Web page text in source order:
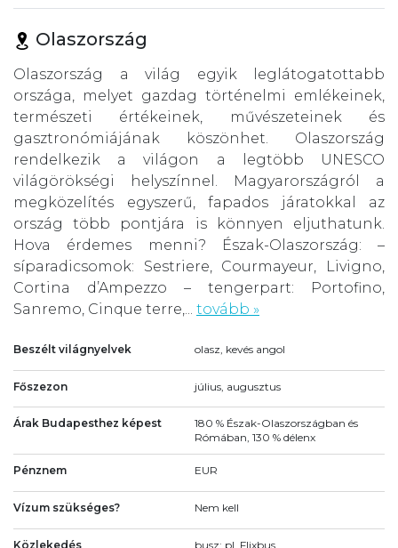
Olaszország
Olaszország a világ egyik leglátogatottabb
országa, melyet gazdag történelmi emlékeinek,
természeti értékeinek, művészeteinek és
gasztronómiájának köszönhet. Olaszország
rendelkezik a világon a legtöbb UNESCO
világörökségi helyszínnel. Magyarországról a
megközelítés egyszerű, fapados járatokkal az
ország több pontjára is könnyen eljuthatunk.
Hova érdemes menni? Észak-Olaszország: –
síparadicsomok: Sestriere, Courmayeur, Livigno,
Cortina d’Ampezzo – tengerpart: Portofino,
Sanremo, Cinque terre,... tovább »
Beszélt világnyelvek olasz, kevés angol
Főszezon július, augusztus
Árak Budapesthez képest
180 % Észak-Olaszországban és
Rómában, 130 % délenx
Pénznem EUR
Vízum szükséges? Nem kell
Közlekedés busz: pl. Flixbus